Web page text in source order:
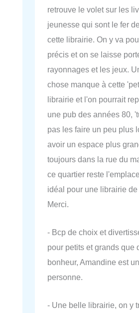
retrouve le volet sur les
jeunesse qui sont le fer
cette librairie. On y va
précis et on se laisse
rayonnages et les jeux.
chose manque à cette
librairie et l'on pourrait
une pub des années 80,
pas les faire un peu plus
avoir un espace plus
toujours dans la rue du
ce quartier reste
idéal pour une librairie
Merci.
- Bcp de choix et
pour petits et grands que
bonheur, Amandine est
personne.
- Une belle librairie, on y